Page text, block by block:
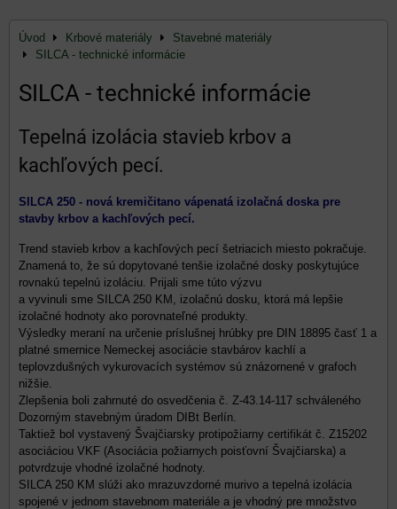
Úvod Krbové materiály
Stavebné materiály
SILCA - technické informácie
SILCA - technické informácie
Tepelná izolácia stavieb krbov a
kachľových pecí.
SILCA 250 - nová kremičitano vápenatá izolačná doska pre
stavby krbov a kachľových pecí.
Trend stavieb krbov a kachľových pecí šetriacich miesto pokračuje.
Znamená to, že sú dopytované tenšie izolačné dosky poskytujúce
rovnakú tepelnú izoláciu. Prijali sme túto výzvu
a vyvinuli sme SILCA 250 KM, izolačnú dosku, ktorá má lepšie
izolačné hodnoty ako porovnateľné produkty.
Výsledky meraní na určenie príslušnej hrúbky pre DIN 18895 časť 1 a
platné smernice Nemeckej asociácie stavbárov kachlí a
teplovzdušných vykurovacích systémov sú znázornené v grafoch
nižšie.
Zlepšenia boli zahrnuté do osvedčenia č. Z-43.14-117 schváleného
Dozorným stavebným úradom DIBt Berlín.
Taktiež bol vystavený Švajčiarsky protipožiarny certifikát č. Z15202
asociáciou VKF (Asociácia požiarnych poisťovní Švajčiarska) a
potvrdzuje vhodné izolačné hodnoty.
SILCA 250 KM slúži ako mrazuvzdorné murivo a tepelná izolácia
spojené v jednom stavebnom materiále a je vhodný pre množstvo